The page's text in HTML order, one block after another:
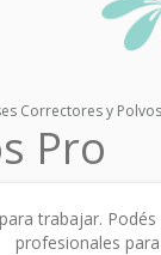
Correctores y
Pro
trabajar.
profesionales